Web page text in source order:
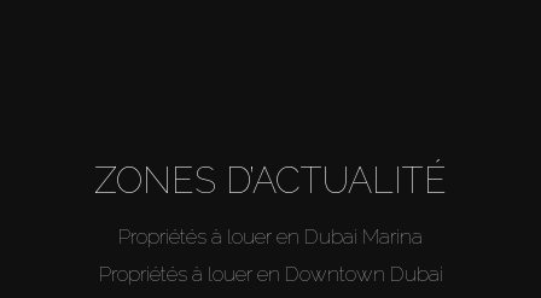
ZONES D’ACTUALITÉ
Propriétés à louer en Dubai Marina
Propriétés à louer en Downtown Dubai